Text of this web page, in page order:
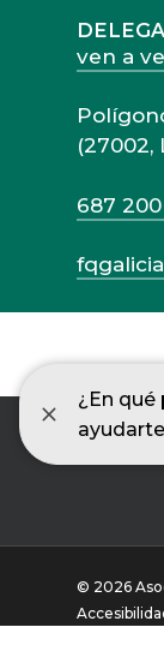
ven a
(27002,
687
© 2026